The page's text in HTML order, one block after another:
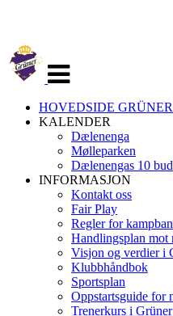
navigasjon
HOVEDSIDE
KALENDER
Dælenenga
Mølleparken
Dælenengas 10 bud
INFORMASJON
Kontakt oss
Fair Play
Regler for
Handlingsplan mot
Visjon og verdier i
Klubbhåndbok
Sportsplan
Oppstartsguide for
Trenerkurs i